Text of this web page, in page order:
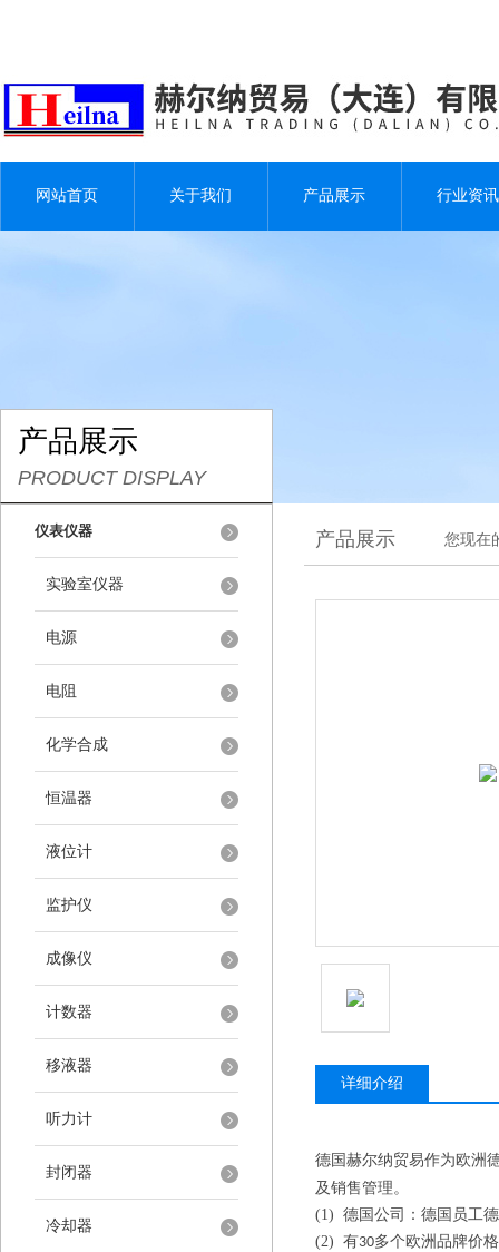
网站首页 关于我们 产品展示 行业资讯
产品展示
PRODUCT DISPLAY
仪表仪器
实验室仪器
电源
电阻
化学合成
恒温器
液位计
监护仪
成像仪
计数器
移液器
听力计
封闭器
冷却器
产品展示 您现在
详细介绍
德国赫尔纳贸易作为欧洲
及销售管理。
(1) 德国公司：德国员工
(2) 有30多个欧洲品牌价